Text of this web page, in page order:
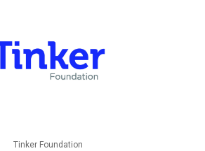
Tinker Foundation